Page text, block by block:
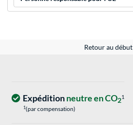
Retour au début
Expéditionneutre en CO21
1(par compensation)